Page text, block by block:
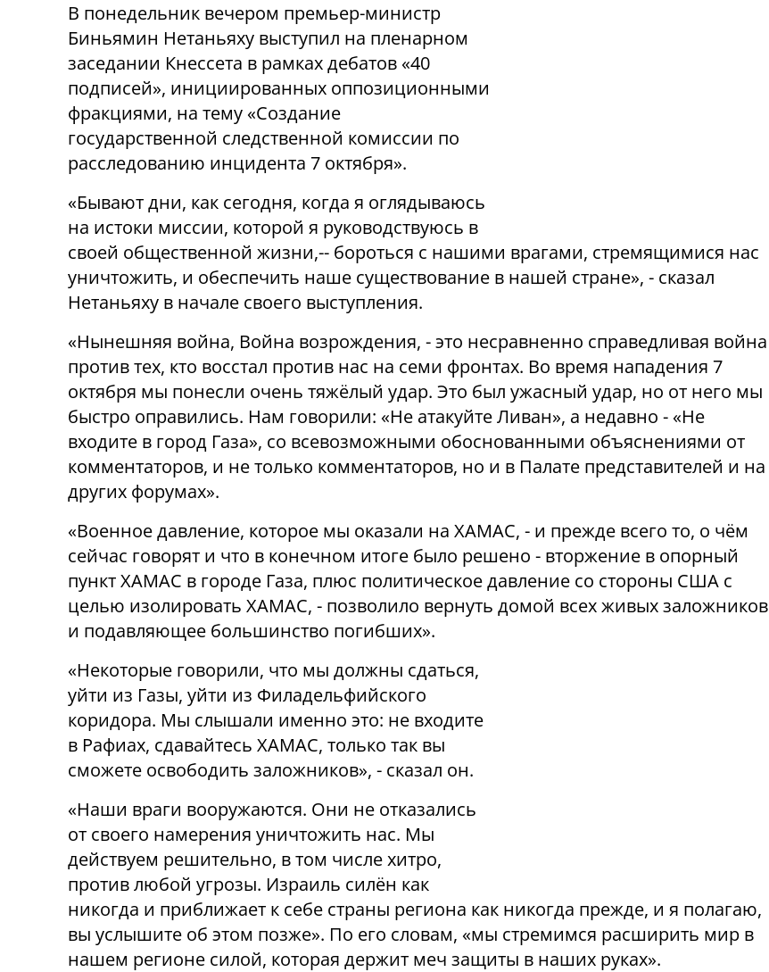
В понедельник вечером премьер-министр
Биньямин Нетаньяху выступил на пленарном
заседании Кнессета в рамках дебатов «40
подписей», инициированных оппозиционными
фракциями, на тему «Создание
государственной следственной комиссии по
расследованию инцидента 7 октября».
«Бывают дни, как сегодня, когда я оглядываюсь
на истоки миссии, которой я руководствуюсь в
своей общественной жизни,-- бороться с нашими врагами, стремящимися нас
уничтожить, и обеспечить наше существование в нашей стране», - сказал
Нетаньяху в начале своего выступления.
«Нынешняя война, Война возрождения, - это несравненно справедливая война
против тех, кто восстал против нас на семи фронтах. Во время нападения 7
октября мы понесли очень тяжёлый удар. Это был ужасный удар, но от него мы
быстро оправились. Нам говорили: «Не атакуйте Ливан», а недавно - «Не
входите в город Газа», со всевозможными обоснованными объяснениями от
комментаторов, и не только комментаторов, но и в Палате представителей и на
других форумах».
«Военное давление, которое мы оказали на ХАМАС, - и прежде всего то, о чём
сейчас говорят и что в конечном итоге было решено - вторжение в опорный
пункт ХАМАС в городе Газа, плюс политическое давление со стороны США с
целью изолировать ХАМАС, - позволило вернуть домой всех живых заложников
и подавляющее большинство погибших».
«Некоторые говорили, что мы должны сдаться,
уйти из Газы, уйти из Филадельфийского
коридора. Мы слышали именно это: не входите
в Рафиах, сдавайтесь ХАМАС, только так вы
сможете освободить заложников», - сказал он.
«Наши враги вооружаются. Они не отказались
от своего намерения уничтожить нас. Мы
действуем решительно, в том числе хитро,
против любой угрозы. Израиль силён как
никогда и приближает к себе страны региона как никогда прежде, и я полагаю,
вы услышите об этом позже». По его словам, «мы стремимся расширить мир в
нашем регионе силой, которая держит меч защиты в наших руках».